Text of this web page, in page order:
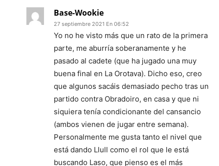
Base-Wookie
27 septiembre 2021 En 06:52
Yo no he visto más que un rato de la primera
parte, me aburría soberanamente y he
pasado al cadete (que ha jugado una muy
buena final en La Orotava). Dicho eso, creo
que algunos sacáis demasiado pecho tras un
partido contra Obradoiro, en casa y que ni
siquiera tenía condicionante del cansancio
(ambos vienen de jugar entre semana).
Personalmente me gusta tanto el nivel que
está dando Llull como el rol que le está
buscando Laso, que pienso es el más